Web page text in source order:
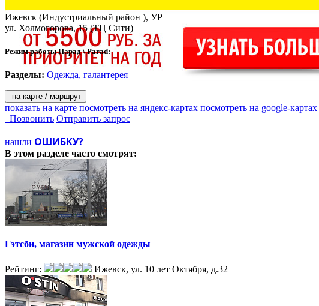
Ижевск (Индустриальный район ), УР
ул. Холмогорова, 15 (ТЦ Сити)
Режим работы Парад \ Parad:
Разделы: Одежда, галантерея
на карте / маршрут
показать на карте посмотреть на яндекс-картах посмотреть на google-картах
Позвонить Отправить запрос
нашли ОШИБКУ?
В этом разделе часто смотрят:
Гэтсби, магазин мужской одежды
Рейтинг: Ижевск, ул. 10 лет Октября, д.32